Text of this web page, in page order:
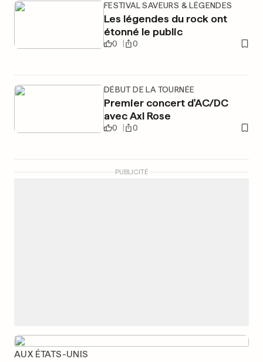
FESTIVAL SAVEURS & LÉGENDES
Les légendes du rock ont
étonné le public
0 0
DÉBUT DE LA TOURNÉE
Premier concert d'AC/DC
avec Axl Rose
0 0
PUBLICITÉ
AUX ÉTATS-UNIS